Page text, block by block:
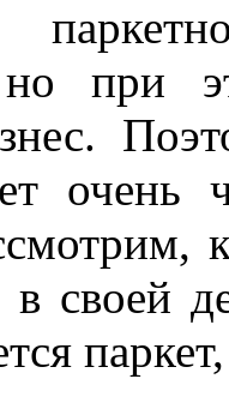
при
очень
в своей